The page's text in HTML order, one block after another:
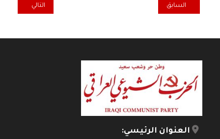
المقال السابق: الشيخ عبد الكريم الماشطة أحد رواد التنوير في العراق
السابق المقال التالي:
التالي
العنوان الرئيسي: